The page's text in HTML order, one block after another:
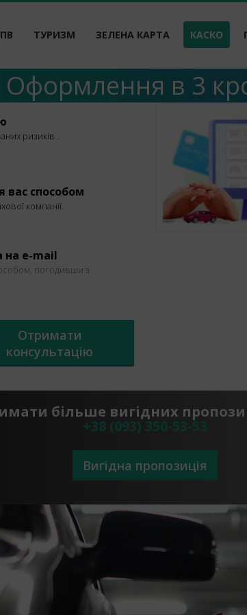
ТУРИЗМ ЗЕЛЕНА КАРТА КАСКО
Оформлення в 3
ризиків .
вас способом
компанії.
на e-mail
погодивши з
Отримати
консультацію
більше вигідних
+38 (093) 350-53-53
Вигідна пропозиція